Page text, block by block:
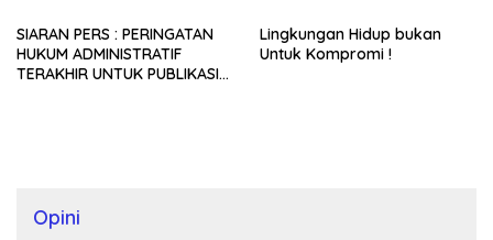
SIARAN PERS : PERINGATAN
HUKUM ADMINISTRATIF
TERAKHIR UNTUK PUBLIKASI
Lingkungan Hidup bukan
Untuk Kompromi !
Opini